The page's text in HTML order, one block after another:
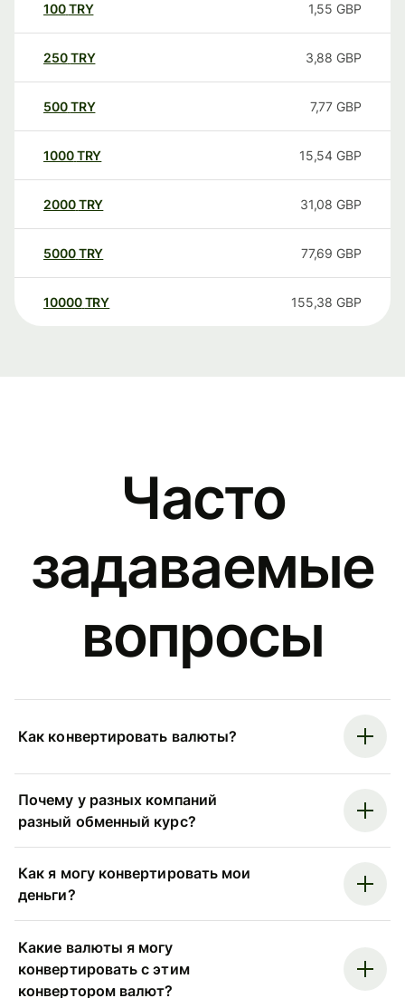
100TRY 1,55 GBP
250TRY 3,88 GBP
500TRY 7,77 GBP
1000TRY 15,54 GBP
2000TRY 31,08 GBP
5000TRY 77,69 GBP
10000 TRY 155,38 GBP
Часто
задаваемые
вопросы
Как конвертировать валюты?
Почему у разных компаний
разный обменный курс?
Как я могу конвертировать мои
деньги?
Какие валюты я могу
конвертировать с этим
конвертором валют?